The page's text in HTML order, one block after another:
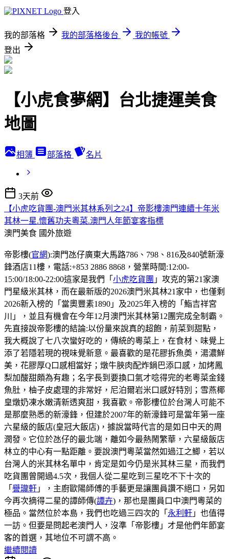
登入
我的部落格 我的部落格後台
我的帳號
登出
【小虎食夢網】台北捷運美食
地圖
相簿 部落格 名片
3天前
【小虎吃貨團-澳門米其林系列之24】帝影樓澳門連續十年米
其林一星.懷舊功夫粵菜.澳門人年節宴客指標
澳門美食 國外旅遊
帝影樓(官網):澳門氹仔廣東大馬路786、798、816及840號新濠
鋒酒店11樓，電話:+853 2886 8868，營業時間:12:00-
15:00/18:00-22:00這家是我們「 小虎吃貨團 」攻克的第21家澳
門星級米其林，而在最新版的2026澳門米其林21家中，也僅剩
2026新入榜的「當奧豐素1890」及2025年入榜的「鮨吉祥宮
川」，並且有機會在今年12月澳門米其林第12團完成全制霸。
先直接說帝影樓的結論:以份量來說真的超飽，前菜到甜點，
我大概說了七八次蠻好吃的，傳統的粵菜上，在食材、味覺上
添了若隱若現的視味覺新意。最喜歡的是花膠拆魚𡙡，湯濃鮮
美，花膠厚Q口感相當好；燉牛脥肉配炸鍋巴添口感，加烤鳳
梨加酸甜頗為有趣；名字長到要換口氣才唸得完的老粵菜金錢
魚肚，柚子皮處理的非常好，尼泊爾岩米口感好特別；雪燕椰
皇燉奶凍水嫩清新透爽甜，我喜歡。帝影樓位於台灣人可能不
是那麼熟悉的新濠鋒，但建於2007年的新濠鋒可是當年第一座
六星級的飯店(皇冠大飯店)，據說當時代言的是如日中天的周
潤發。它位於氹仔的最北端，離如今最熱鬧繁華，六星級飯店
林立的中心有一點距離。要說澳門粵菜當然如過江之鯽，若以
台灣人的米其林名單中，肯定是如今仍是米其林三星，而我們
吃貨團曾開過4.5次，我個人從二星吃到三星吃不下十次的
「 譽瓏軒 」，主廚歐陽師傅的手藝更是讓團員讚不絕口，另如
今再次摘得二星的譚師傳(譚卉)，那也是團員口中澳門粵菜的
極品。當然位於本島，我們也吃過三四次的「 永利軒 」也值得
一訪。但要是問起老澳門人，沒準「帝影樓」才是他們年節宴
客的首選，其地位不可謂不高。
繼續閱讀